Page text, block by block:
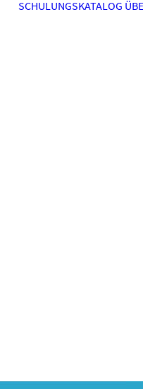
SCHULUNGSKATALOG